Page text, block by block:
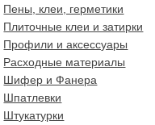
Пены, клеи, герметики
Плиточные клеи и затирки
Профили и аксессуары
Расходные материалы
Шифер и Фанера
Шпатлевки
Штукатурки